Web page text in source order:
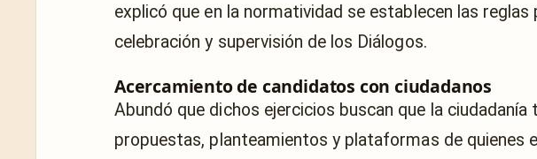
explicó que en la normatividad se establecen las reglas
celebración y supervisión de los Diálogos.
Acercamiento de candidatos con ciudadanos
Abundó que dichos ejercicios buscan que la
propuestas, planteamientos y plataformas de quienes